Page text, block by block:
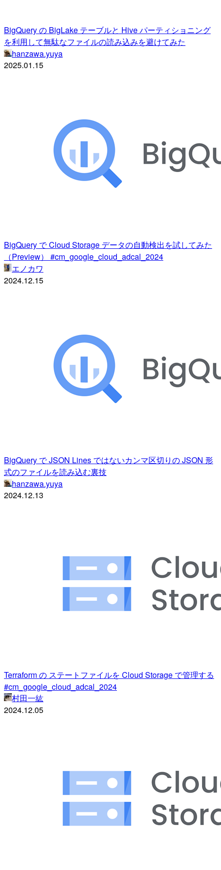
BigQuery の BigLake テーブルと Hive パーティショニング
を利用して無駄なファイルの読み込みを避けてみた
hanzawa.yuya
2025.01.15
BigQuery で Cloud Storage データの自動検出を試してみた
（Preview） #cm_google_cloud_adcal_2024
エノカワ
2024.12.15
BigQuery で JSON Lines ではないカンマ区切りの JSON 形
式のファイルを読み込む裏技
hanzawa.yuya
2024.12.13
Terraform の ステートファイルを Cloud Storage で管理する
#cm_google_cloud_adcal_2024
村田一紘
2024.12.05